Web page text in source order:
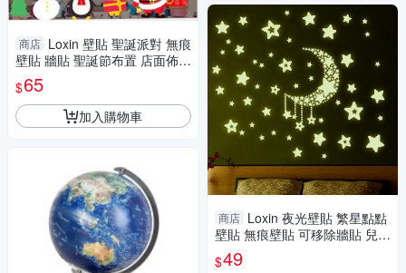
商店 Loxin 壁貼 聖誕派對 無痕
壁貼 牆貼 聖誕節布置 店面佈置
櫥窗 裝飾佈置
$65
加入購物車
商店 Loxin 夜光壁貼 繁星點點
壁貼 無痕壁貼 可移除牆貼 兒童
房佈置
$49